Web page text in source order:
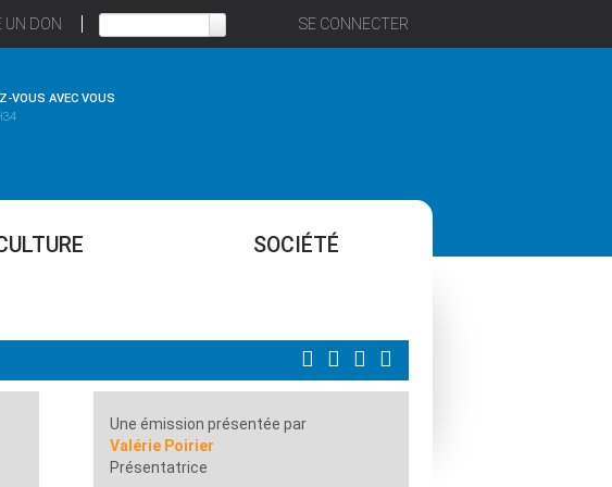
UN DON SE CONNECTER
VOUS AVEC VOUS
SOCIÉTÉ
Une émission présentée par
Valérie Poirier
Présentatrice